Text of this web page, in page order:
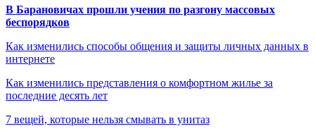
В Барановичах прошли учения по разгону массовых
беспорядков
Как изменились способы общения и защиты личных данных в
интернете
Как изменились представления о комфортном жилье за
последние десять лет
7 вещей, которые нельзя смывать в унитаз